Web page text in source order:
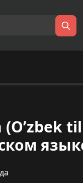
Поиск